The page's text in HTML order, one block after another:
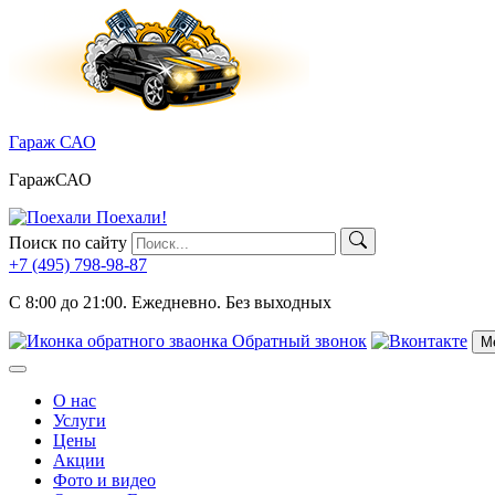
Гараж САО
ГаражСАО
Поехали!
Поиск по сайту
+7 (495) 798-98-87
C 8:00 до 21:00. Ежедневно. Без выходных
Обратный звонок
Меню
О нас
Услуги
Цены
Акции
Фото и видео